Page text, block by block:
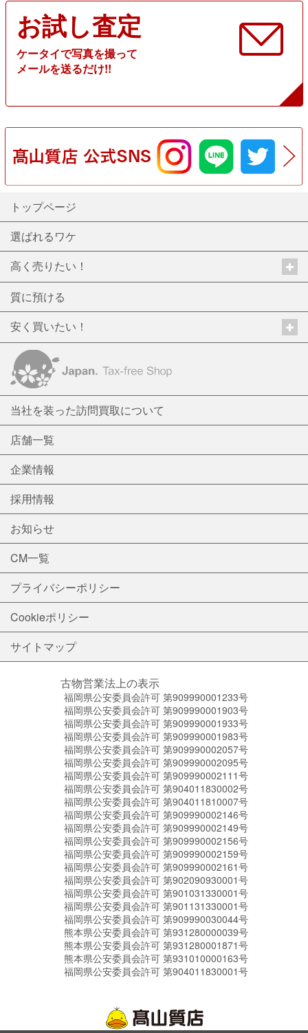
お試し査定
ケータイで写真を撮って
メールを送るだけ!!
トップページ
選ばれるワケ
高く売りたい！
質に預ける
安く買いたい！
当社を装った訪問買取について
店舗一覧
企業情報
採用情報
お知らせ
CM一覧
プライバシーポリシー
Cookieポリシー
サイトマップ
古物営業法上の表示
福岡県公安委員会許可 第909990001233号
福岡県公安委員会許可 第909990001903号
福岡県公安委員会許可 第909990001933号
福岡県公安委員会許可 第909990001983号
福岡県公安委員会許可 第909990002057号
福岡県公安委員会許可 第909990002095号
福岡県公安委員会許可 第909990002111号
福岡県公安委員会許可 第904011830002号
福岡県公安委員会許可 第904011810007号
福岡県公安委員会許可 第909990002146号
福岡県公安委員会許可 第909990002149号
福岡県公安委員会許可 第909990002156号
福岡県公安委員会許可 第909990002159号
福岡県公安委員会許可 第909990002161号
福岡県公安委員会許可 第902090930001号
福岡県公安委員会許可 第901031330001号
福岡県公安委員会許可 第901131330001号
福岡県公安委員会許可 第909990030044号
熊本県公安委員会許可 第931280000039号
熊本県公安委員会許可 第931280001871号
熊本県公安委員会許可 第931010000163号
福岡県公安委員会許可 第904011830001号